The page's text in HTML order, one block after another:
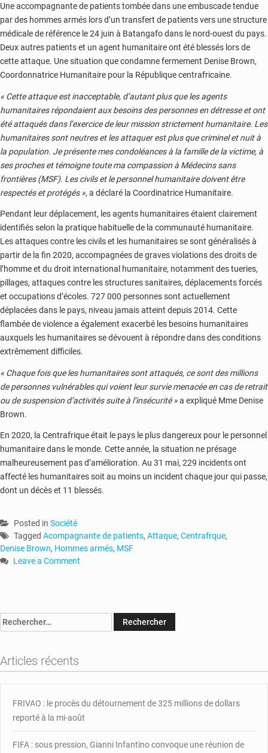
Une accompagnante de patients tombée dans une embuscade tendue
par des hommes armés lors d’un transfert de patients vers une structure
médicale de référence le 24 juin à Batangafo dans le nord-ouest du pays.
Deux autres patients et un agent humanitaire ont été blessés lors de
cette attaque. Une situation que condamne fermement Denise Brown,
Coordonnatrice Humanitaire pour la République centrafricaine.
« Cette attaque est inacceptable, d’autant plus que les agents
humanitaires répondaient aux besoins des personnes en détresse et ont
été attaqués dans l’exercice de leur mission strictement humanitaire. Les
humanitaires sont neutres et les attaquer est plus que criminel et nuit à
la population. Je présente mes condoléances à la famille de la victime, à
ses proches et témoigne toute ma compassion à Médecins sans
frontières (MSF). Les civils et le personnel humanitaire doivent être
respectés et protégés », a déclaré la Coordinatrice Humanitaire.
Pendant leur déplacement, les agents humanitaires étaient clairement
identifiés selon la pratique habituelle de la communauté humanitaire.
Les attaques contre les civils et les humanitaires se sont généralisés à
partir de la fin 2020, accompagnées de graves violations des droits de
l’homme et du droit international humanitaire, notamment des tueries,
pillages, attaques contre les structures sanitaires, déplacements forcés
et occupations d’écoles. 727 000 personnes sont actuellement
déplacées dans le pays, niveau jamais atteint depuis 2014. Cette
flambée de violence a également exacerbé les besoins humanitaires
auxquels les humanitaires se dévouent à répondre dans des conditions
extrêmement difficiles.
« Chaque fois que les humanitaires sont attaqués, ce sont des millions
de personnes vulnérables qui voient leur survie menacée en cas de retrait
ou de suspension d’activités suite à l’insécurité »a expliqué Mme Denise
Brown.
En 2020, la Centrafrique était le pays le plus dangereux pour le personnel
humanitaire dans le monde. Cette année, la situation ne présage
malheureusement pas d’amélioration. Au 31 mai, 229 incidents ont
affecté les humanitaires soit au moins un incident chaque jour qui passe,
dont un décès et 11 blessés.
Posted in Société
Tagged Acompagnante de patients, Attaque, Centrafrque,
Denise Brown, Hommes armés, MSF
Leave a Comment
accompagnante
tuée
par
hommes
Rechercher :
Articles récents
FRIVAO : le procès du détournement de 325 millions de dollars
reporté à la mi-août
FIFA : sous pression, Gianni Infantino convoque une réunion de